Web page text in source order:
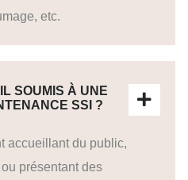
etc.
SOUMIS À UNE
SSI ?
accueillant du public,
présentant des